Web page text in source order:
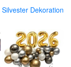
Silvester Dekoration